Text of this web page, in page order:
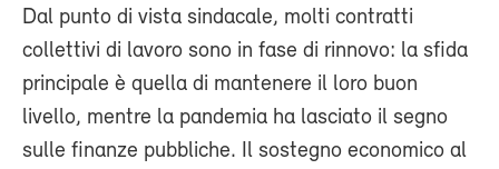
Dal punto di vista sindacale, molti contratti
collettivi di lavoro sono in fase di rinnovo: la sfida
principale è quella di mantenere il loro buon
livello, mentre la pandemia ha lasciato il segno
sulle finanze pubbliche. Il sostegno economico al